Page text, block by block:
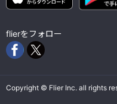
flierをフォロー
Copyright © Flier Inc. all rights